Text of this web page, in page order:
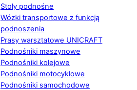
Stoły podnośne
Wózki transportowe z funkcją
podnoszenia
Prasy warsztatowe UNICRAFT
Podnośniki maszynowe
Podnośniki kolejowe
Podnośniki motocyklowe
Podnośniki samochodowe